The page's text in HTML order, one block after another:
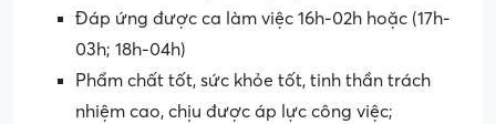
Đáp ứng được ca làm việc 16h-02h hoặc (17h-
03h; 18h-04h)
Phẩm chất tốt, sức khỏe tốt, tinh thần trách
nhiệm cao, chịu được áp lực công việc;